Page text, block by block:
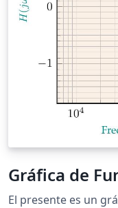
Gráfica de
El presente es un